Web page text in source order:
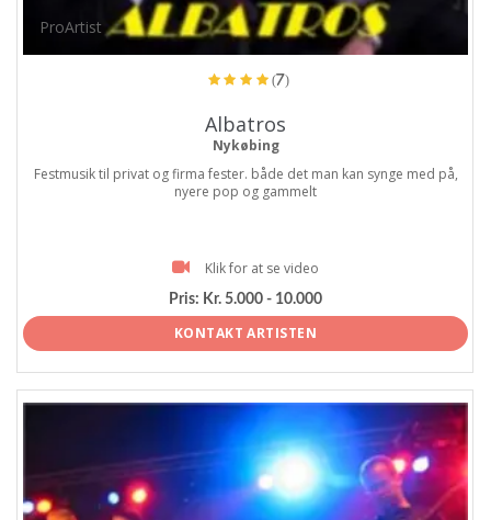
ProArtist
(7)
Albatros
Nykøbing
Festmusik til privat og firma fester. både det man kan synge med på,
nyere pop og gammelt
Klik for at se video
Pris: Kr. 5.000 - 10.000
KONTAKT ARTISTEN